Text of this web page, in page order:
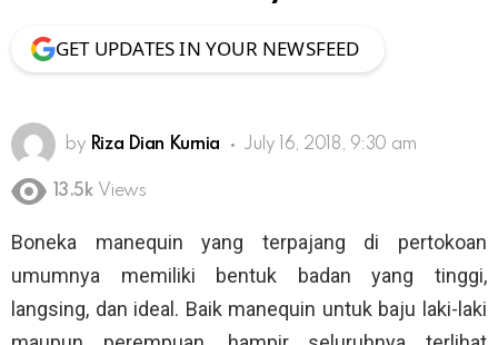
GET UPDATES IN YOUR NEWSFEED
by Riza Dian Kurnia July 16, 2018, 9:30 am
13.5k Views
Boneka manequin yang terpajang di pertokoan
umumnya memiliki bentuk badan yang tinggi,
langsing, dan ideal. Baik manequin untuk baju laki-laki